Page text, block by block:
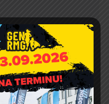
off
Rodzinnego